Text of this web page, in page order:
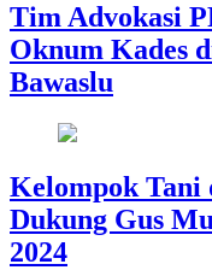
Tim Advokasi
Oknum Kades
Bawaslu
Kelompok
Dukung Gus
2024